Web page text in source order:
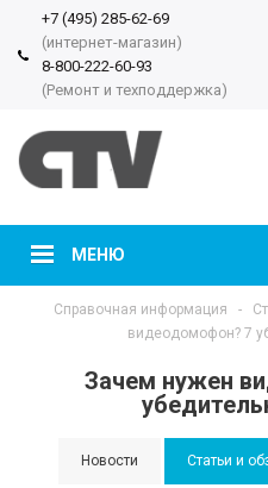
+7 (495) 285-62-69
(интернет-магазин)
8-800-222-60-93
(Ремонт и техподдержка)
МЕНЮ
Справочная информация -
видеодомофон? 7
Зачем нужен
Новости Статьи и